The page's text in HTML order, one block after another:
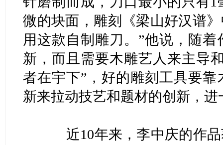
微的块面，雕刻《梁山好汉谱
用这款自制雕刀。”他说，随
新，而且需要木雕艺人来主导
者在宇下”，好的雕刻工具要
新来拉动技艺和题材的创新，
近10年来，李中庆的作品